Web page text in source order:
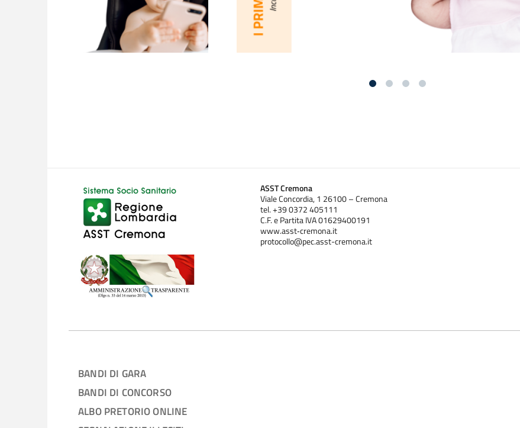
ASST Cremona
Viale Concordia, 1 26100 – Cremona
tel. +39 0372 405111
C.F. e Partita IVA 01629400191
www.asst‐cremona.it
protocollo@pec.asst-cremona.it
BANDI DI GARA
BANDI DI CONCORSO
ALBO PRETORIO ONLINE